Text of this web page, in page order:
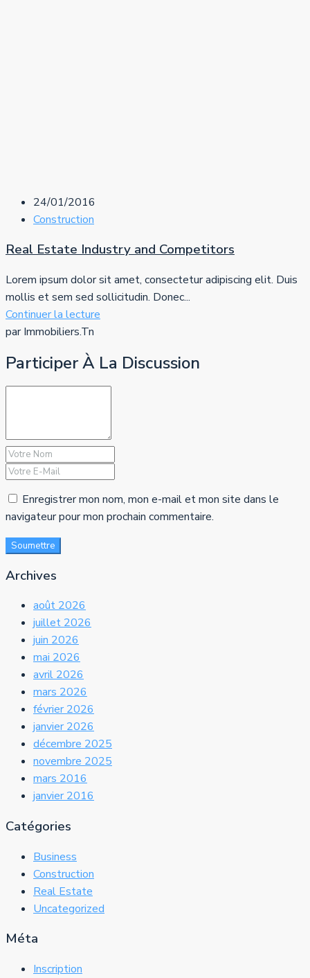
24/01/2016
Construction
Real Estate Industry and Competitors
Lorem ipsum dolor sit amet, consectetur adipiscing elit. Duis
mollis et sem sed sollicitudin. Donec...
Continuer la lecture
par Immobiliers.Tn
Participer À La Discussion
Enregistrer mon nom, mon e-mail et mon site dans le
navigateur pour mon prochain commentaire.
Soumettre
Archives
août 2026
juillet 2026
juin 2026
mai 2026
avril 2026
mars 2026
février 2026
janvier 2026
décembre 2025
novembre 2025
mars 2016
janvier 2016
Catégories
Business
Construction
Real Estate
Uncategorized
Méta
Inscription